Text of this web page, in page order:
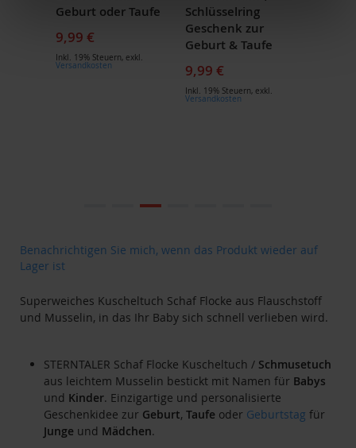
Benachrichtigen Sie mich, wenn das Produkt wieder auf
Lager ist
Superweiches Kuscheltuch Schaf Flocke aus Flauschstoff
und Musselin, in das Ihr Baby sich schnell verlieben wird.
STERNTALER Schaf Flocke Kuscheltuch / Schmusetuch
aus leichtem Musselin bestickt mit Namen für Babys
und Kinder. Einzigartige und personalisierte
Geschenkidee zur Geburt, Taufe oder Geburtstag für
Junge und Mädchen.
springen
Anfang
der
springen
Geburt oder Taufe
9,99 €
Inkl. 19% Steuern, exkl.
Versandkosten
Schlüsselring
Geschenk zur
Geburt & Taufe
9,99 €
Inkl. 19% Steuern, exkl.
Versandkosten